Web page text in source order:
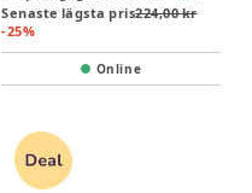
Senaste lägsta pris224,00 kr
-25%
Online